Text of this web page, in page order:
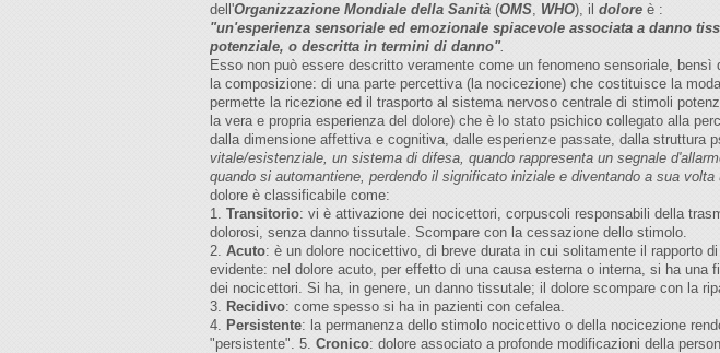
dell'Organizzazione Mondiale della Sanità (OMS, WHO), il dolore è :
"un'esperienza sensoriale ed emozionale spiacevole associata a danno
potenziale, o descritta in termini di danno".
Esso non può essere descritto veramente come un fenomeno sensoriale,
la composizione: di una parte percettiva (la nocicezione) che costituisce la
permette la ricezione ed il trasporto al sistema nervoso centrale di stimoli
la vera e propria esperienza del dolore) che è lo stato psichico collegato alla
dalla dimensione affettiva e cognitiva, dalle esperienze passate, dalla struttura
vitale/esistenziale, un sistema di difesa, quando rappresenta un segnale
quando si automantiene, perdendo il significato iniziale e diventando a sua volta
dolore è classificabile come:
1. Transitorio: vi è attivazione dei nocicettori, corpuscoli responsabili della
dolorosi, senza danno tissutale. Scompare con la cessazione dello stimolo.
2. Acuto: è un dolore nocicettivo, di breve durata in cui solitamente il rapporto
evidente: nel dolore acuto, per effetto di una causa esterna o interna, si ha una
dei nocicettori. Si ha, in genere, un danno tissutale; il dolore scompare con la
3. Recidivo: come spesso si ha in pazienti con cefalea.
4. Persistente: la permanenza dello stimolo nocicettivo o della nocicezione
"persistente". 5. Cronico: dolore associato a profonde modificazioni della